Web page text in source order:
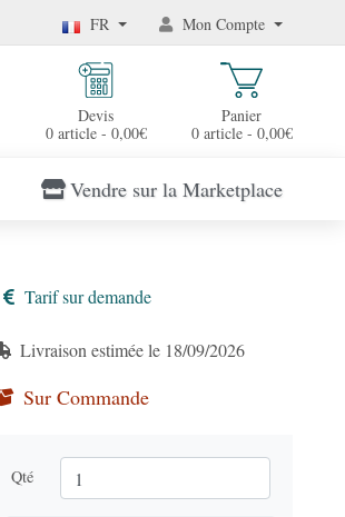
FR Mon Compte
Devis
0 article - 0,00€
Panier
0 article - 0,00€
Vendre sur la Marketplace
Tarif sur demande
Livraison estimée le 18/09/2026
Sur Commande
Qté